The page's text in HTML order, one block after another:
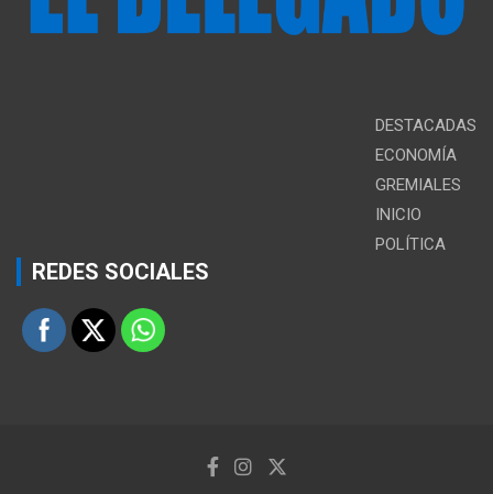
DESTACADAS
ECONOMÍA
GREMIALES
INICIO
POLÍTICA
REDES SOCIALES